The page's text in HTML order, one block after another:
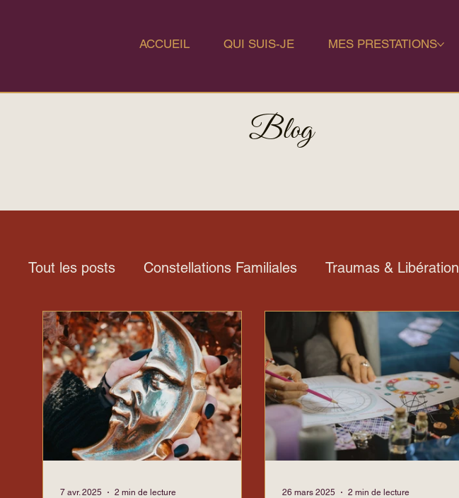
ACCUEIL QUI SUIS-JE MES PRESTATIONS
Blog
Tout les posts Constellations Familiales Traumas & Libération
Héritages Familiaux Relations Toxiques énergie sexuelle
7 avr. 2025 2 min de lecture 26 mars 2025 2 min de lecture